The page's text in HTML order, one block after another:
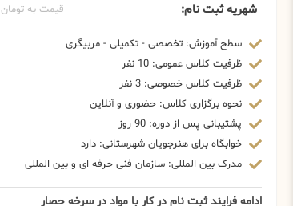
شهریه ثبت نام: قیمت به تومان
سطح آموزش: تخصصی - تکمیلی - مربیگری
ظرفیت کلاس عمومی: 10 نفر
ظرفیت کلاس خصوصی: 3 نفر
نحوه برگزاری کلاس: حضوری و آنلاین
پشتیبانی پس از دوره: 90 روز
خوابگاه برای هنرجویان شهرستانی: دارد
مدرک بین المللی: سازمان فنی حرفه ای و بین المللی
ادامه فرایند ثبت نام در کار با مواد در سرخه حصار